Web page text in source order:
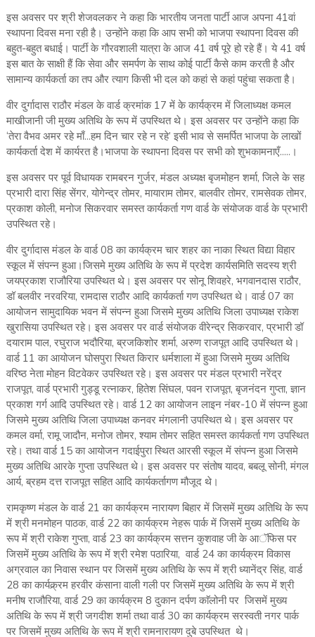
इस अवसर पर श्री शेजवलकर ने कहा कि भारतीय जनता पार्टी आज अपना 41वां
स्थापना दिवस मना रही है। उन्होंने कहा कि आप सभी को भाजपा स्थापना दिवस की
बहुत-बहुत बधाई। पार्टी के गौरवशाली यात्रा के आज 41 वर्ष पूरे हो रहे हैं। ये 41 वर्ष
इस बात के साक्षी हैं कि सेवा और समर्पण के साथ कोई पार्टी कैसे काम करती है और
सामान्य कार्यकर्ता का तप और त्याग किसी भी दल को कहां से कहां पहुंचा सकता है।
वीर दुर्गादास राठौर मंडल के वार्ड क्रमांक 17 में के कार्यक्रम में जिलाध्यक्ष कमल
माखीजानी जी मुख्य अतिथि के रूप में उपस्थित थे। इस अवसर पर उन्होंने कहा कि
‘तेरा वैभव अमर रहे माँ...हम दिन चार रहे न रहे’ इसी भाव से समर्पित भाजपा के लाखों
कार्यकर्ता देश में कार्यरत है।भाजपा के स्थापना दिवस पर सभी को शुभकामनाएँ.....।
इस अवसर पर पूर्व विधायक रामबरन गुर्जर, मंडल अध्यक्ष बृजमोहन शर्मा, जिले के सह
प्रभारी दारा सिंह सेंगर, योगेन्द्र तोमर, मायाराम तोमर, बालवीर तोमर, रामसेवक तोमर,
प्रकाश कोली, मनोज सिकरवार समस्त कार्यकर्ता गण वार्ड के संयोजक वार्ड के प्रभारी
उपस्थित रहे।
वीर दुर्गादास मंडल के वार्ड 08 का कार्यक्रम चार शहर का नाका स्थित विद्या विहार
स्कूल में संपन्न हुआ।जिसमे मुख्य अतिथि के रूप में प्रदेश कार्यसमिति सदस्य श्री
जयप्रकाश राजौरिया उपस्थित थे। इस अवसर पर सोनू शिवहरे, भगवानदास राठौर,
डॉ बलवीर नरवरिया, रामदास राठौर आदि कार्यकर्ता गण उपस्थित थे। वार्ड 07 का
आयोजन सामुदायिक भवन में संपन्न हुआ जिसमे मुख्य अतिथि जिला उपाध्यक्ष राकेश
खुरासिया उपस्थित रहे। इस अवसर पर वार्ड संयोजक वीरेन्द्र सिकरवार, प्रभारी डॉ
दयाराम पाल, रघुराज भदौरिया, ब्रजकिशोर शर्मा, अरुण राजपूत आदि उपस्थित थे।
वार्ड 11 का आयोजन घोसपुरा स्थित किरार धर्मशाला में हुआ जिसमे मुख्य अतिथि
वरिष्ठ नेता मोहन विटवेकर उपस्थित रहे। इस अवसर पर मंडल प्रभारी नरेंद्र
राजपूत, वार्ड प्रभारी गुड्डू रत्नाकर, हितेश सिंघल, पवन राजपूत, बृजनंदन गुप्ता, ज्ञान
प्रकाश गर्ग आदि उपस्थित रहे। वार्ड 12 का आयोजन लाइन नंबर-10 में संपन्न हुआ
जिसमे मुख्य अतिथि जिला उपाध्यक्ष कनवर मंगलानी उपस्थित थे। इस अवसर पर
कमल वर्मा, रामू जादौन, मनोज तोमर, श्याम तोमर सहित समस्त कार्यकर्ता गण उपस्थित
रहे। तथा वार्ड 15 का आयोजन गदाईपुरा स्थित आरसी स्कूल में संपन्न हुआ जिसमे
मुख्य अतिथि आरके गुप्ता उपस्थित थे। इस अवसर पर संतोष यादव, बबलू सोनी, मंगल
आर्य, ब्रहम दत्त राजपूत सहित आदि कार्यकर्तागण मौजूद थे।
रामकृष्ण मंडल के वार्ड 21 का कार्यक्रम नारायण बिहार में जिसमें मुख्य अतिथि के रूप
में श्री मनमोहन पाठक, वार्ड 22 का कार्यक्रम नेहरू पार्क में जिसमें मुख्य अतिथि के
रूप में श्री राकेश गुप्ता, वार्ड 23 का कार्यक्रम सत्तन कुशवाह जी के आॅफिस पर
जिसमें मुख्य अतिथि के रूप में श्री रमेश पठारिया, वार्ड 24 का कार्यक्रम विकास
अग्रवाल का निवास स्थान पर जिसमें मुख्य अतिथि के रूप में श्री ध्यानेंद्र सिंह, वार्ड
28 का कार्यक्र्रम हरवीर कंसाना वाली गली पर जिसमें मुख्य अतिथि के रूप में श्री
मनीष राजौरिया, वार्ड 29 का कार्यक्रम 8 दुकान दर्पण काॅलोनी पर जिसमें मुख्य
अतिथि के रूप में श्री जगदीश शर्मा तथा वार्ड 30 का कार्यक्रम सरस्वती नगर पार्क
पर जिसमें मुख्य अतिथि के रूप में श्री रामनारायण दुबे उपस्थित थे।